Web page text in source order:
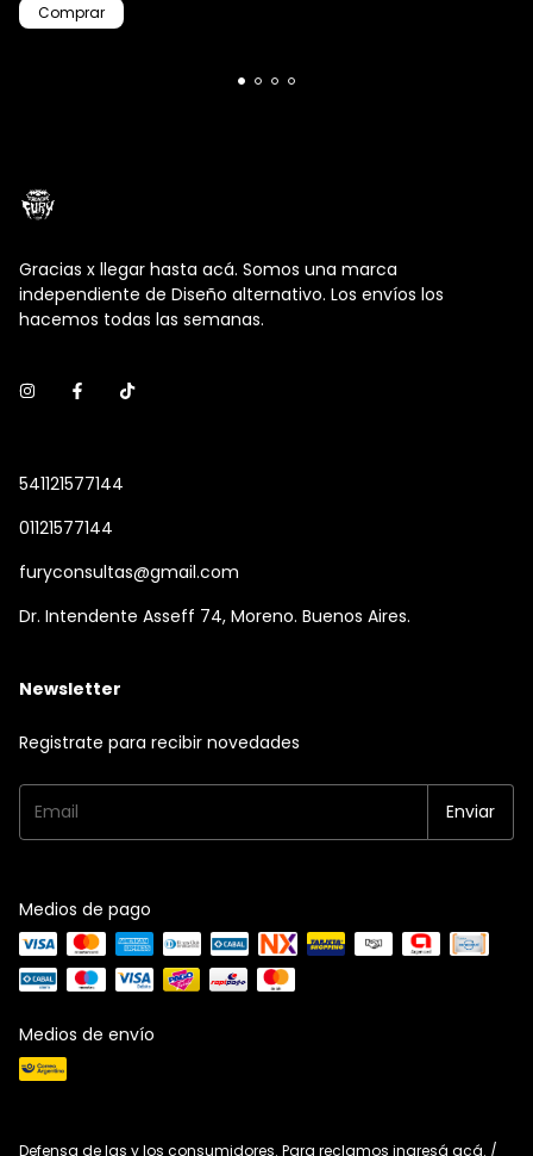
Comprar
Gracias x llegar hasta acá. Somos una marca
independiente de Diseño alternativo. Los envíos los
hacemos todas las semanas.
541121577144
01121577144
furyconsultas@gmail.com
Dr. Intendente Asseff 74, Moreno. Buenos Aires.
Newsletter
Registrate para recibir novedades
Medios de pago
Medios de envío
Defensa de las y los consumidores. Para reclamos ingresá acá. /